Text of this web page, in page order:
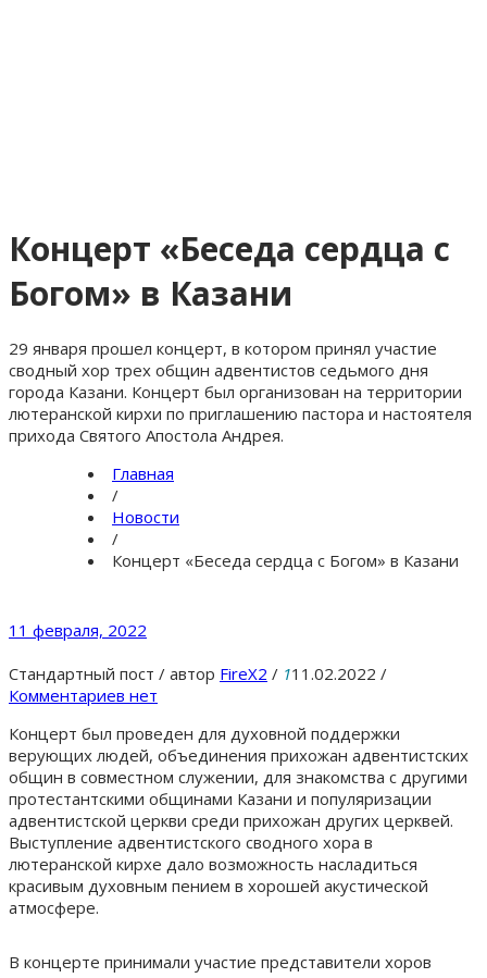
Концерт «Беседа сердца с
Богом» в Казани
29 января прошел концерт, в котором принял участие
сводный хор трех общин адвентистов седьмого дня
города Казани. Концерт был организован на территории
лютеранской кирхи по приглашению пастора и настоятеля
прихода Святого Апостола Андрея.
Главная
/
Новости
/
Концерт «Беседа сердца с Богом» в Казани
11 февраля, 2022
Стандартный пост / автор FireX2 / 111.02.2022 /
Комментариев нет
Концерт был проведен для духовной поддержки
верующих людей, объединения прихожан адвентистских
общин в совместном служении, для знакомства с другими
протестантскими общинами Казани и популяризации
адвентистской церкви среди прихожан других церквей.
Выступление адвентистского сводного хора в
лютеранской кирхе дало возможность насладиться
красивым духовным пением в хорошей акустической
атмосфере.
В концерте принимали участие представители хоров